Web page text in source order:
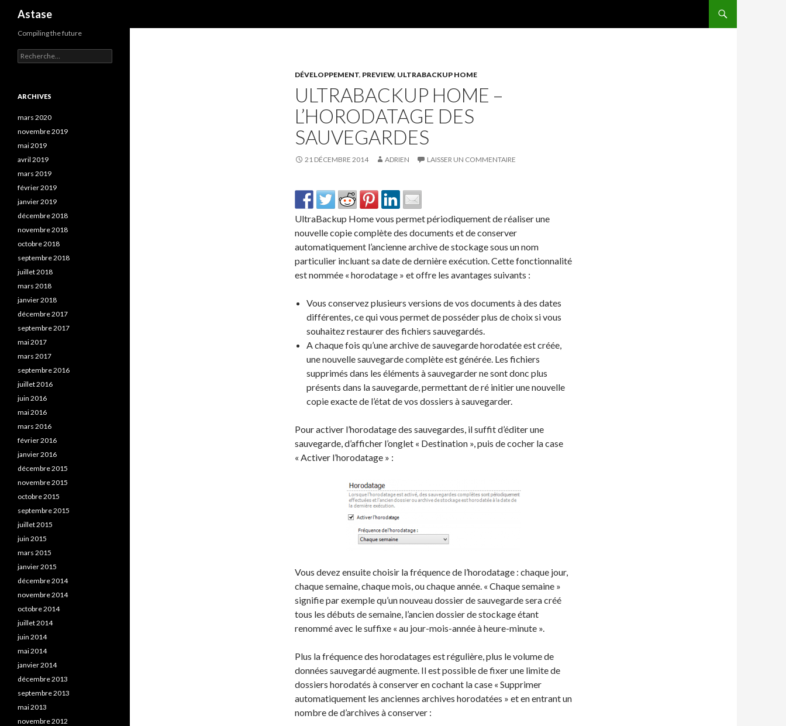
Astase
DÉVELOPPEMENT, PREVIEW, ULTRABACKUP HOME
ULTRABACKUP HOME –
L’HORODATAGE DES
SAUVEGARDES
21 DÉCEMBRE 2014 ADRIEN LAISSER UN COMMENTAIRE
UltraBackup Home vous permet périodiquement de réaliser une
nouvelle copie complète des documents et de conserver
automatiquement l’ancienne archive de stockage sous un nom
particulier incluant sa date de dernière exécution. Cette fonctionnalité
est nommée « horodatage » et offre les avantages suivants :
Vous conservez plusieurs versions de vos documents à des dates
différentes, ce qui vous permet de posséder plus de choix si vous
souhaitez restaurer des fichiers sauvegardés.
A chaque fois qu’une archive de sauvegarde horodatée est créée,
une nouvelle sauvegarde complète est générée. Les fichiers
supprimés dans les éléments à sauvegarder ne sont donc plus
présents dans la sauvegarde, permettant de ré initier une nouvelle
copie exacte de l’état de vos dossiers à sauvegarder.
Pour activer l’horodatage des sauvegardes, il suffit d’éditer une
sauvegarde, d’afficher l’onglet « Destination », puis de cocher la case
« Activer l’horodatage » :
Vous devez ensuite choisir la fréquence de l’horodatage : chaque jour,
chaque semaine, chaque mois, ou chaque année. « Chaque semaine »
signifie par exemple qu’un nouveau dossier de sauvegarde sera créé
tous les débuts de semaine, l’ancien dossier de stockage étant
renommé avec le suffixe « au jour-mois-année à heure-minute ».
Plus la fréquence des horodatages est régulière, plus le volume de
données sauvegardé augmente. Il est possible de fixer une limite de
dossiers horodatés à conserver en cochant la case « Supprimer
automatiquement les anciennes archives horodatées » et en entrant un
nombre de d’archives à conserver :
Compiling the future
Rechercher :
ARCHIVES
mars 2020
novembre 2019
mai 2019
avril 2019
mars 2019
février 2019
janvier 2019
décembre 2018
novembre 2018
octobre 2018
septembre 2018
juillet 2018
mars 2018
janvier 2018
décembre 2017
septembre 2017
mai 2017
mars 2017
septembre 2016
juillet 2016
juin 2016
mai 2016
mars 2016
février 2016
janvier 2016
décembre 2015
novembre 2015
octobre 2015
septembre 2015
juillet 2015
juin 2015
mars 2015
janvier 2015
décembre 2014
novembre 2014
octobre 2014
juillet 2014
juin 2014
mai 2014
janvier 2014
décembre 2013
septembre 2013
mai 2013
novembre 2012